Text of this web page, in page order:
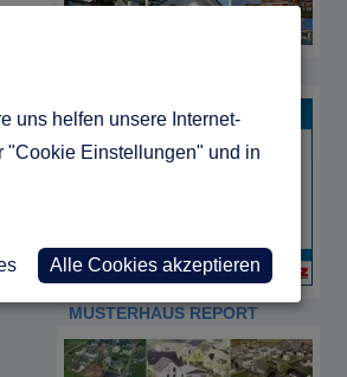
MUSTERHAUS REPORT
uns helfen unsere Internet-
"Cookie Einstellungen" und in
Alle Cookies akzeptieren